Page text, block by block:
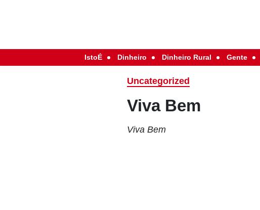
IstoÉ Dinheiro Dinheiro Rural Gente
Uncategorized
Viva Bem
Viva Bem